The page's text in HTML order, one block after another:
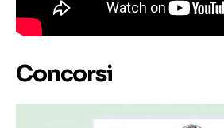
Concorsi